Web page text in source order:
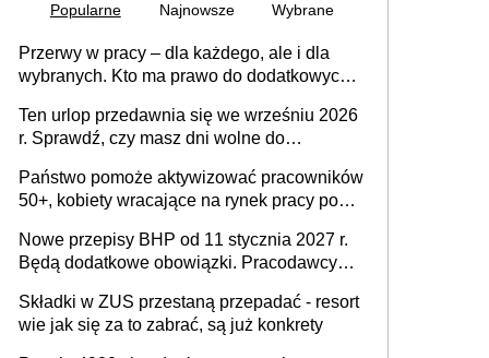
Popularne Najnowsze Wybrane
Przerwy w pracy – dla każdego, ale i dla
wybranych. Kto ma prawo do dodatkowych
Ten urlop przedawnia się we wrześniu 2026
r. Sprawdź, czy masz dni wolne do
Państwo pomoże aktywizować pracowników
50+, kobiety wracające na rynek pracy po
osoby neuroatypowe. Powstanie Fundusz
na rzecz Inkluzywności w Zatrudnianiu?
Nowe przepisy BHP od 11 stycznia 2027 r.
Będą dodatkowe obowiązki. Pracodawcy
Składki w ZUS przestaną przepadać - resort
wie jak się za to zabrać, są już konkrety